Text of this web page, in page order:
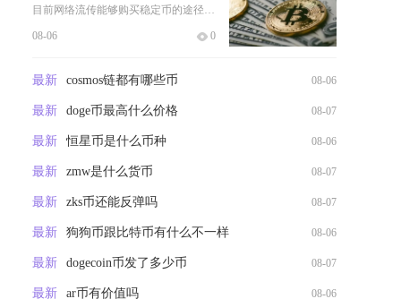
目前网络流传能够购买稳定币的途径主要分为场外点对点交易、翻墙登录境外交易所OTC通道、社群
08-06 0
最新 cosmos链都有哪些币 08-06
最新 doge币最高什么价格 08-07
最新 恒星币是什么币种 08-06
最新 zmw是什么货币 08-07
最新 zks币还能反弹吗 08-07
最新 狗狗币跟比特币有什么不一样 08-06
最新 dogecoin币发了多少币 08-07
最新 ar币有价值吗 08-06